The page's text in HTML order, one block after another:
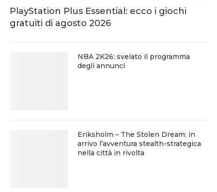
PlayStation Plus Essential: ecco i giochi
gratuiti di agosto 2026
NBA 2K26: svelato il programma
degli annunci
Eriksholm – The Stolen Dream: in
arrivo l’avventura stealth-strategica
nella città in rivolta